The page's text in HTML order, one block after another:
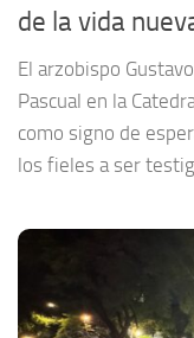
de la vida
El arzobispo
Pascual en la
como signo de
los fieles a ser